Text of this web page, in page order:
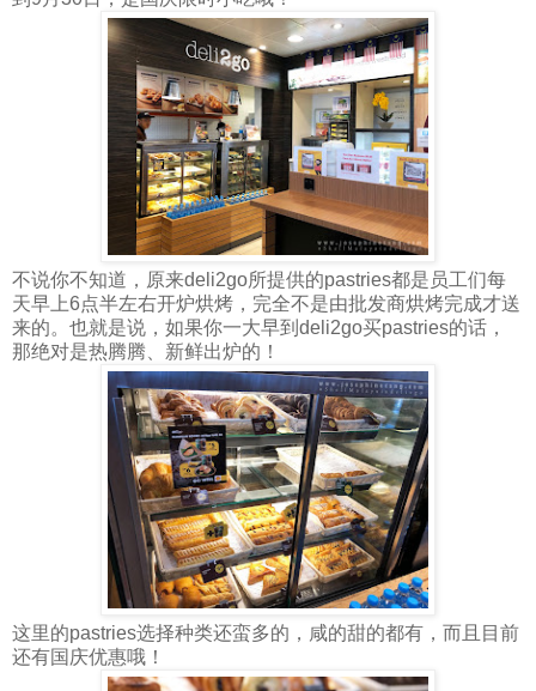
不说你不知道，原来deli2go所提供的pastries都是员工们每
天早上6点半左右开炉烘烤，完全不是由批发商烘烤完成才送
来的。也就是说，如果你一大早到deli2go买pastries的话，
那绝对是热腾腾、新鲜出炉的！
这里的pastries选择种类还蛮多的，咸的甜的都有，而且目前
还有国庆优惠哦！